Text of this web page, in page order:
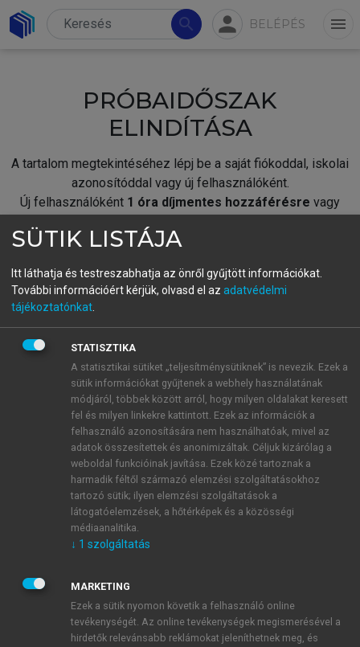
search person BELÉPÉS menu
PRÓBAIDŐSZAK
ELINDÍTÁSA
A tartalom megtekintéséhez lépj be a saját fiókoddal, iskolai
azonosítóddal vagy új felhasználóként.
Új felhasználóként 1 óra díjmentes hozzáférésre vagy
fiókoddal,vagy hozz létre új fiókot.
A regisztráció után apróbaidőszakautomatikusan
BELÉPÉS SAJÁT FIÓKKAL
ÚJ FIÓK LÉTREHOZÁSA
1 óra díjmentes hozzáférés
E-MAIL-CÍM
JELSZÓ
JELSZÓ ÚJRA
SÜTIK LISTÁJA
Itt láthatja és testreszabhatja az önről gyűjtött információkat.
További információért kérjük, olvasd el az adatvédelmi
tájékoztatónkat
STATISZTIKA
A statisztikai sütiket „teljesítménysütiknek” is nevezik. Ezek a
sütik információkat gyűjtenek a webhely használatának
módjáról, többek között arról, hogy milyen oldalakat keresett
fel és milyen linkekre kattintott. Ezek az információk a
felhasználó azonosítására nem használhatóak, mivel az
adatok összesítettek és anonimizáltak. Céljuk kizárólag a
weboldal funkcióinak javítása. Ezek közé tartoznak a
harmadik féltől származó elemzési szolgáltatásokhoz
tartozó sütik; ilyen elemzési szolgáltatások a
látogatóelemzések, a hőtérképek és a közösségi
médiaanalitika.
↓ 1 szolgáltatás
MARKETING
Ezek a sütik nyomon követik a felhasználó online
tevékenységét. Az online tevékenységek megismerésével a
hirdetők relevánsabb reklámokat jeleníthetnek meg, és